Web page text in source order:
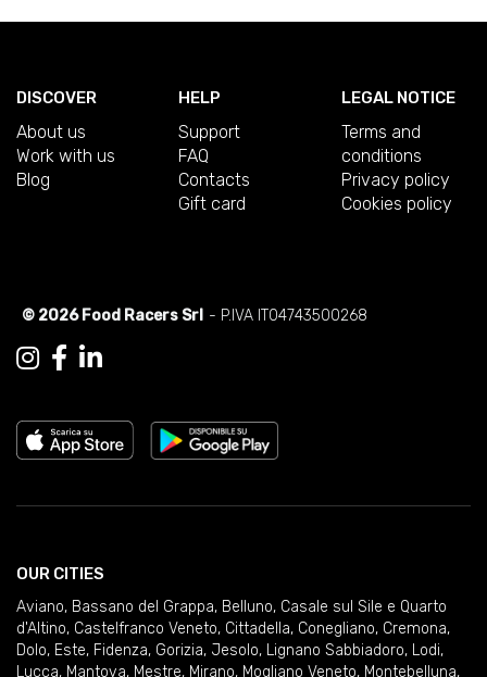
DISCOVER
About us
Work with us
Blog
HELP
Support
FAQ
Contacts
Gift card
LEGAL NOTICE
Terms and
conditions
Privacy policy
Cookies policy
© 2026 Food Racers Srl - P.IVA IT04743500268
OUR CITIES
Aviano, Bassano del Grappa, Belluno, Casale sul Sile e Quarto
d'Altino, Castelfranco Veneto, Cittadella, Conegliano, Cremona,
Dolo, Este, Fidenza, Gorizia, Jesolo, Lignano Sabbiadoro, Lodi,
Lucca, Mantova, Mestre, Mirano, Mogliano Veneto, Montebelluna,